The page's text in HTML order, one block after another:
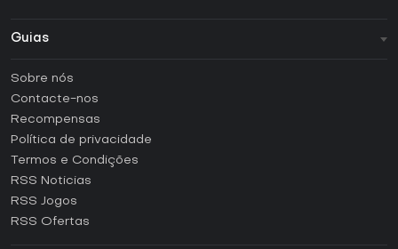
Guias
Como ativar uma CD Key Steam?
Como ativar uma CD Key Epic Games?
Como ativar uma CD Key GOG?
Como ativar uma CD Key Ubisoft Connect?
Sobre nós
Contacte-nos
Recompensas
Política de privacidade
Termos e Condições
RSS Noticias
RSS Jogos
RSS Ofertas